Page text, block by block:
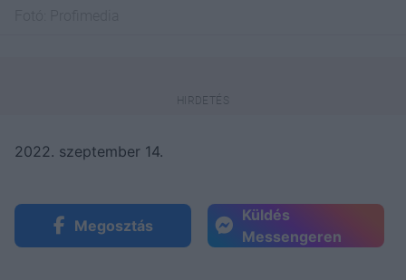
2022. szeptember 14.
Megosztás
Küldés
Messengeren